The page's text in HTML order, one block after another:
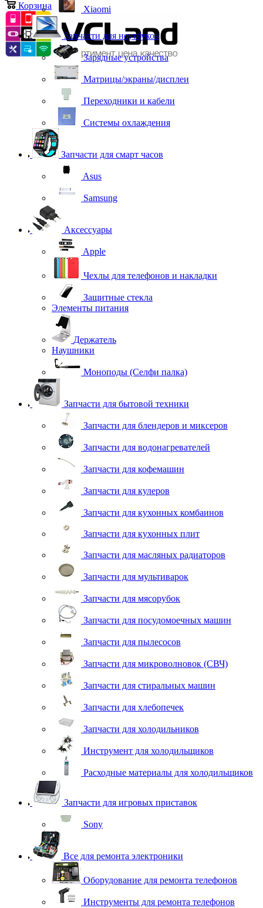
Корзина Xiaomi
Запчасти для ноутбуков
Зарядные устройства
Матрицы/экраны/дисплеи
Переходники и кабели
Системы охлаждения
Запчасти для смарт часов
Asus
Samsung
Аксессуары
Apple
Чехлы для телефонов и накладки
Защитные стекла
Элементы питания
Держатель
Наушники
Моноподы (Селфи палка)
Запчасти для бытовой техники
Запчасти для блендеров и миксеров
Запчасти для водонагревателей
Запчасти для кофемашин
Запчасти для кулеров
Запчасти для кухонных комбаинов
Запчасти для кухонных плит
Запчасти для масляных радиаторов
Запчасти для мультиварок
Запчасти для мясорубок
Запчасти для посудомоечных машин
Запчасти для пылесосов
Запчасти для микроволновок (СВЧ)
Запчасти для стиральных машин
Запчасти для хлебопечек
Запчасти для холодильников
Инструмент для холодильщиков
Расходные материалы для холодильщиков
Запчасти для игровых приставок
Sony
Все для ремонта электроники
Оборудование для ремонта телефонов
Инструменты для ремонта телефонов